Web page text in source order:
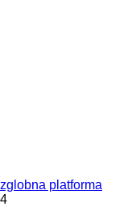
zglobna platforma
4